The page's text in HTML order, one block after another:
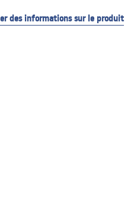
des informations sur le produit